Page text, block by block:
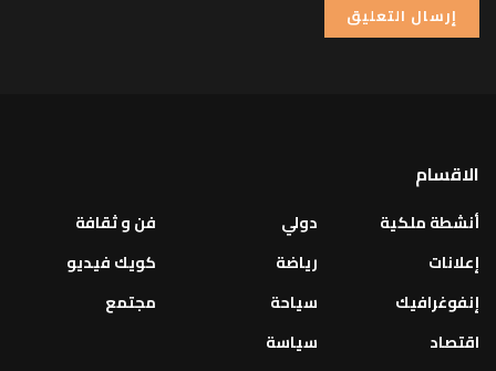
الاقسام
أنشطة ملكية
إعلانات
إنفوغرافيك
اقتصاد
دولي
رياضة
سياحة
سياسة
فن و ثقافة
كويك فيديو
مجتمع